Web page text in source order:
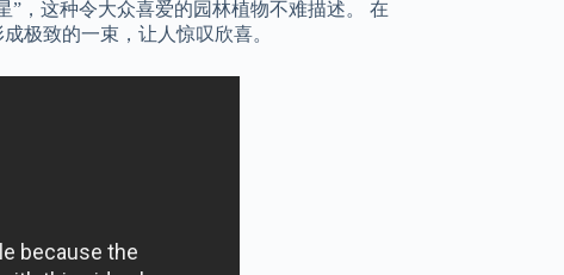
，这种令大众喜爱的园林植物不难描述。 在
极致的一束，让人惊叹欣喜。